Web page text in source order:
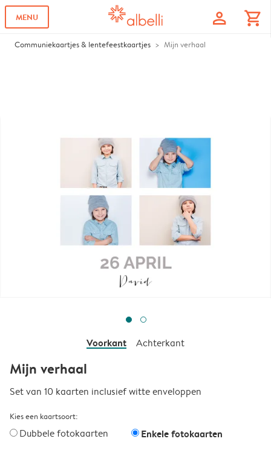
MENU profile shopping_cart
Communiekaartjes & lentefeestkaartjes Mijn verhaal
Voorkant Achterkant
Mijn verhaal
Set van 10 kaarten inclusief witte enveloppen
Kies een kaartsoort:
Dubbele fotokaarten Enkele fotokaarten